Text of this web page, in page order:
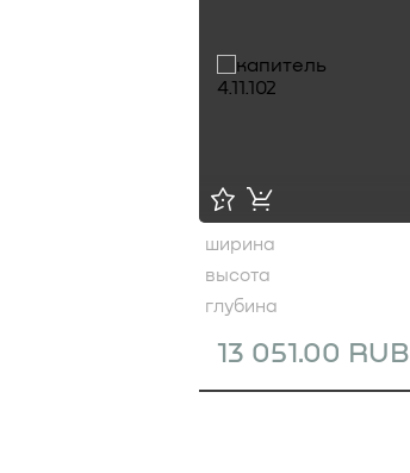
13 051.00 RUB
ширина
высота
глубина